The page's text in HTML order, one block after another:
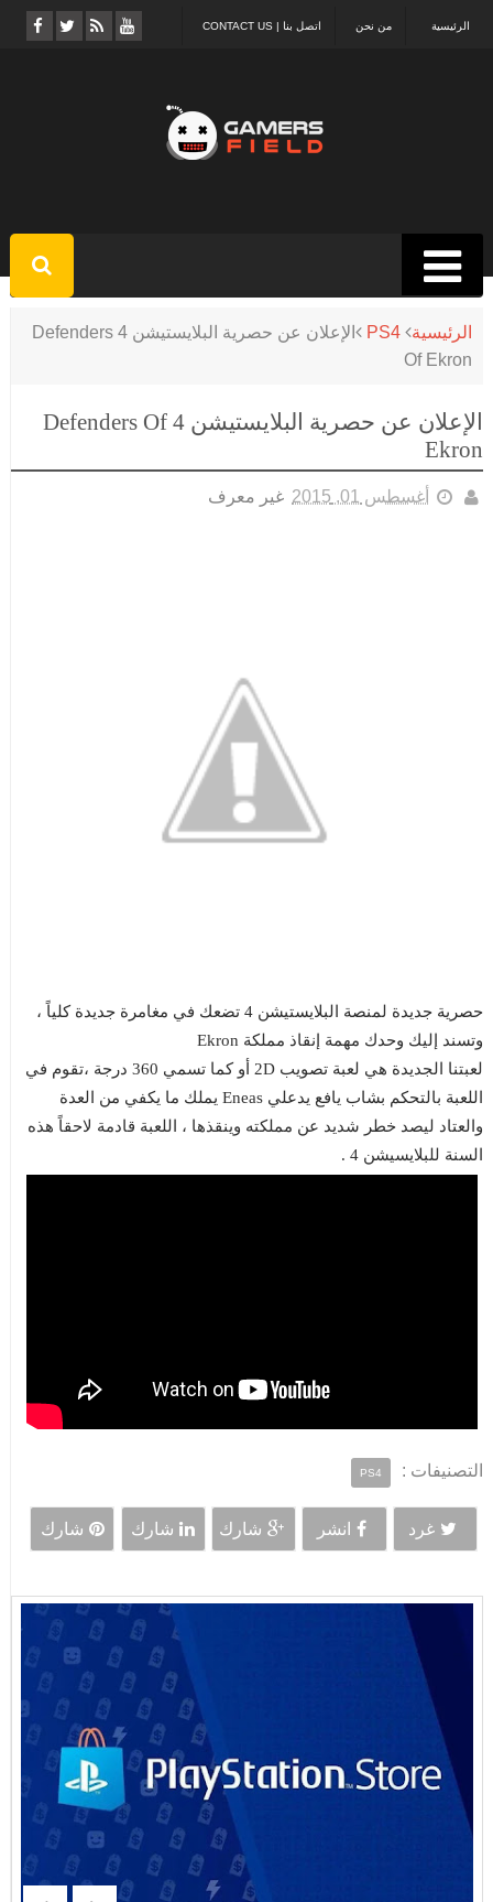
اتصل بنا | CONTACT US من نحن الرئيسية
الرئيسية PS4
الإعلان عن حصرية البلايستيشن 4 Defenders
Of Ekron
الإعلان عن حصرية البلايستيشن 4 Defenders Of
Ekron
غير معرف أغسطس 01, 2015
حصرية جديدة لمنصة البلايستيشن 4 تضعك في مغامرة جديدة كلياً ،
وتسند إليك وحدك مهمة إنقاذ مملكة Ekron
لعبتنا الجديدة هي لعبة تصويب 2D أو كما تسمي 360 درجة ،تقوم في
اللعبة بالتحكم بشاب يافع يدعلي Eneas يملك ما يكفي من العدة
والعتاد ليصد خطر شديد عن مملكته وينقذها ، اللعبة قادمة لاحقاً هذه
السنة للبلايسيشن 4 .
التصنيفات : PS4
غرد انشر شارك شارك شارك